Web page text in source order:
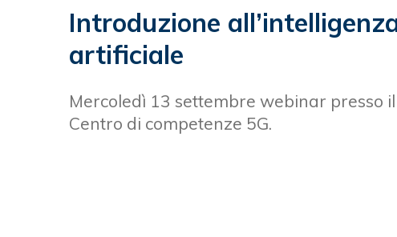
Introduzione
artificiale
Mercoledì 13 settembre webinar presso il
Centro di competenze 5G.